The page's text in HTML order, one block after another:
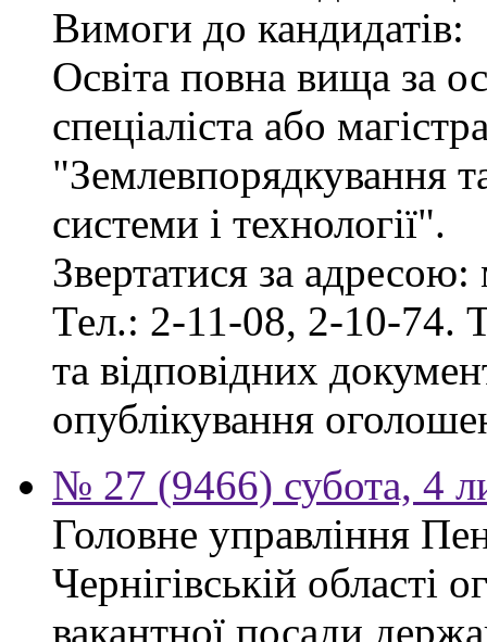
Вимоги до кандидатів:
Освіта повна вища за
спеціаліста або
"Землевпорядкування
системи і технології".
Звертатися за
Тел.: 2-11-08, 2-10-74.
та відповідних
опублікування
№ 27 (9466) субота, 4
Головне управління
Чернігівській області
вакантної посади